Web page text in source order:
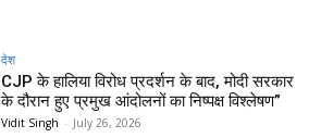
देश
CJP के हालिया विरोध प्रदर्शन के बाद, मोदी सरकार
के दौरान हुए प्रमुख आंदोलनों का निष्पक्ष विश्लेषण”
Vidit Singh - July 26, 2026